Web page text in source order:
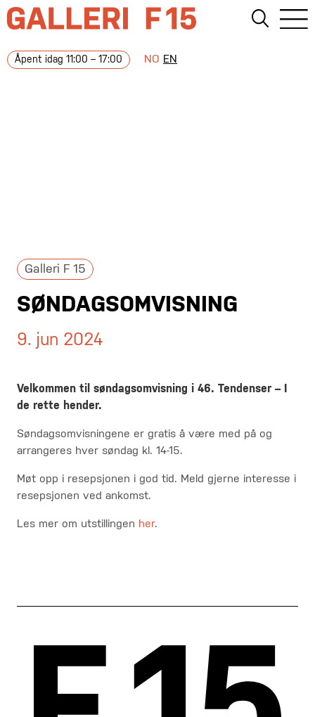
Åpent idag 11:00 – 17:00 NO EN
Galleri F 15
SØNDAGSOMVISNING
9. jun 2024
Velkommen til søndagsomvisning i 46. Tendenser – I
de rette hender.
Søndagsomvisningene er gratis å være med på og
arrangeres hver søndag kl. 14-15.
Møt opp i resepsjonen i god tid. Meld gjerne interesse i
resepsjonen ved ankomst.
Les mer om utstillingen her.